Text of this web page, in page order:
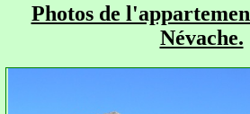
Photos de
Névache.